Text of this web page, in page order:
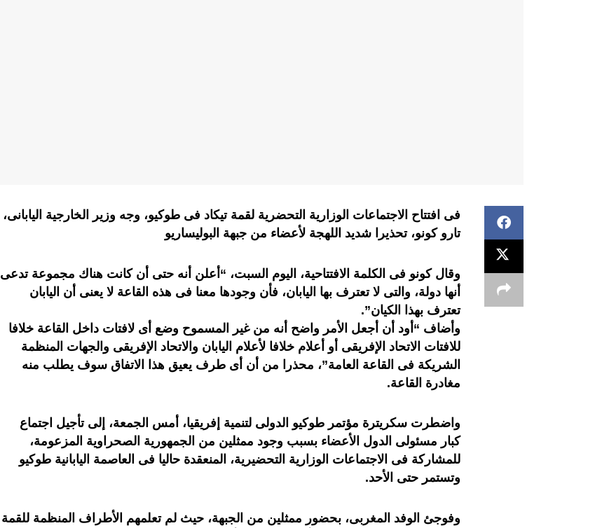
فى افتتاح الاجتماعات الوزارية التحضرية لقمة تيكاد فى طوكيو، وجه وزير الخارجية اليابانى،
تارو كونو، تحذيرا شديد اللهجة لأعضاء من جبهة البوليساريو
وقال كونو فى الكلمة الافتتاحية، اليوم السبت، “أعلن أنه حتى أن كانت هناك مجموعة تدعى
أنها دولة، والتى لا تعترف بها اليابان، فأن وجودها معنا فى هذه القاعة لا يعنى أن اليابان
تعترف بهذا الكيان”.
وأضاف “أود أن أجعل الأمر واضح أنه من غير المسموح وضع أى لافتات داخل القاعة خلافا
للافتات الاتحاد الإفريقى أو أعلام خلافا لأعلام اليابان والاتحاد الإفريقى والجهات المنظمة
الشريكة فى القاعة العامة”، محذرا من أن أى طرف يعيق هذا الاتفاق سوف يطلب منه
مغادرة القاعة.
واضطرت سكريترة مؤتمر طوكيو الدولى لتنمية إفريقيا، أمس الجمعة، إلى تأجيل اجتماع
كبار مسئولى الدول الأعضاء بسبب وجود ممثلين من الجمهورية الصحراوية المزعومة،
للمشاركة فى الاجتماعات الوزارية التحضيرية، المنعقدة حاليا فى العاصمة اليابانية طوكيو
وتستمر حتى الأحد.
وفوجئ الوفد المغربى، بحضور ممثلين من الجبهة، حيث لم تعلمهم الأطراف المنظمة للقمة